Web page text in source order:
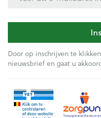
Door op inschrijven te
nieuwsbrief en gaat u